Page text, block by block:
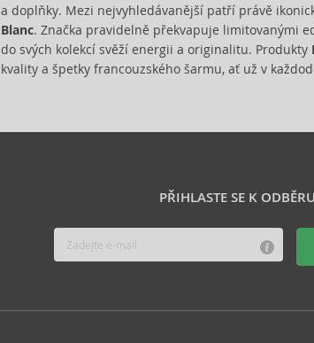
a doplňky. Mezi nejvyhledávanější patří právě
Blanc. Značka pravidelně překvapuje limitovanými
do svých kolekcí svěží energii a originalitu. Produkty
kvality a špetky francouzského šarmu, ať už v
PŘIHLASTE SE K